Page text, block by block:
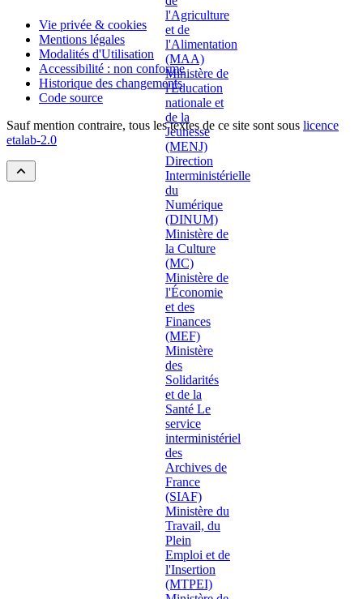
Vie privée & cookies
Mentions légales
Modalités d'Utilisation
Accessibilité : non conforme
Historique des changements
Code source
Sauf mention contraire, tous les textes de ce site sont sous licence
etalab-2.0